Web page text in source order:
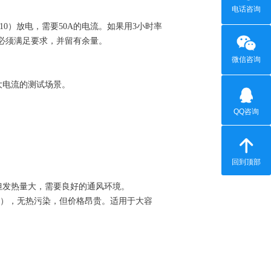
）放电，需要50A的电流。如果用3小时率
须满足要求，并留有余量。
流的测试场景。
热量大，需要良好的通风环境。
，无热污染，但价格昂贵。适用于大容
电话咨询
微信咨询
QQ咨询
回到顶部